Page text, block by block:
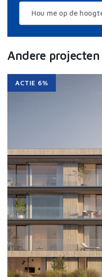
Hou me op de
Andere projecten
ACTIE 6%